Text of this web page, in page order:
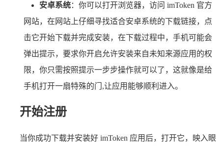
安卓系统：你可以打开浏览器，访问 imToken 官方
网站，在网站上仔细寻找适合安卓系统的下载链接，点
击它开始下载并完成安装，在下载过程中，手机可能会
弹出提示，要求你开启允许安装来自未知来源应用的权
限，你只需按照提示一步步操作就可以了，这就像是给
手机打开一扇特殊的门,让应用能够顺利进入。
开始注册
当你成功下载并安装好 imToken 应用后，打开它，映入眼